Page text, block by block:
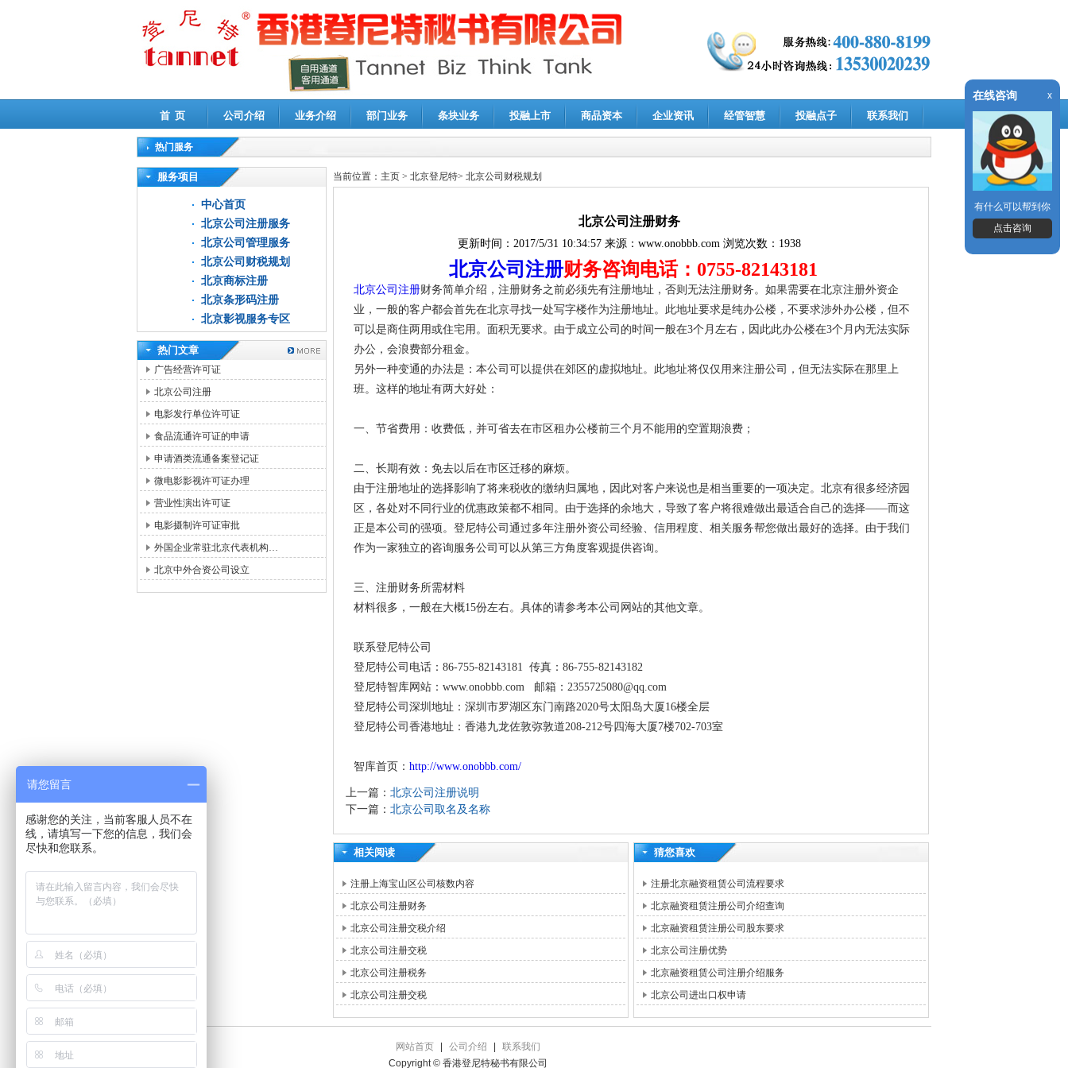
首 页 公司介绍 业务介绍 部门业务 条块业务 投融上市 商品资本 企业资讯 经管智慧 投融点子 联系我们
热门服务
高新技术企业认定审计|企业所得税汇算清缴申报鉴证
服务项目
中心首页
北京公司注册服务
北京公司管理服务
北京公司财税规划
北京商标注册
北京条形码注册
北京影视服务专区
热门文章
广告经营许可证
北京公司注册
电影发行单位许可证
食品流通许可证的申请
申请酒类流通备案登记证
微电影影视许可证办理
营业性演出许可证
电影摄制许可证审批
外国企业常驻北京代表机构…
北京中外合资公司设立
当前位置： 主页 > 北京登尼特> 北京公司财税规划
北京公司注册财务
更新时间： 2017/5/31 10:34:57来源： www.onobbb.com浏览次数：1938
北京公司注册财务咨询电话：0755-82143181
北京公司注册财务简单介绍，注册财务之前必须先有注册地址，否则无法注册财务。如果需要在北京注册外资企
业，一般的客户都会首先在北京寻找一处写字楼作为注册地址。此地址要求是纯办公楼，不要求涉外办公楼，但不
可以是商住两用或住宅用。面积无要求。由于成立公司的时间一般在3个月左右，因此此办公楼在3个月内无法实际
办公，会浪费部分租金。
另外一种变通的办法是：本公司可以提供在郊区的虚拟地址。此地址将仅仅用来注册公司，但无法实际在那里上
班。这样的地址有两大好处：
一、节省费用：收费低，并可省去在市区租办公楼前三个月不能用的空置期浪费；
二、长期有效：免去以后在市区迁移的麻烦。
由于注册地址的选择影响了将来税收的缴纳归属地，因此对客户来说也是相当重要的一项决定。北京有很多经济园
区，各处对不同行业的优惠政策都不相同。由于选择的余地大，导致了客户将很难做出最适合自己的选择——而这
正是本公司的强项。登尼特公司通过多年注册外资公司经验、信用程度、相关服务帮您做出最好的选择。由于我们
作为一家独立的咨询服务公司可以从第三方角度客观提供咨询。
三、注册财务所需材料
材料很多，一般在大概15份左右。具体的请参考本公司网站的其他文章。
联系登尼特公司
登尼特公司电话：86-755-82143181 传真：86-755-82143182
登尼特智库网站：www.onobbb.com 邮箱：2355725080@qq.com
登尼特公司深圳地址：深圳市罗湖区东门南路2020号太阳岛大厦16楼全层
登尼特公司香港地址：香港九龙佐敦弥敦道208-212号四海大厦7楼702-703室
智库首页： http://www.onobbb.com/
上一篇： 北京公司注册说明
下一篇： 北京公司取名及名称
相关阅读
注册上海宝山区公司核数内容
北京公司注册财务
北京公司注册交税介绍
北京公司注册交税
北京公司注册税务
北京公司注册交税
猜您喜欢
注册北京融资租赁公司流程要求
北京融资租赁注册公司介绍查询
北京融资租赁注册公司股东要求
北京公司注册优势
北京融资租赁公司注册介绍服务
北京公司进出口权申请
网站首页 公司介绍
联系我们
Copyright © 香港登尼特秘书有限公司
在线咨询 x
有什么可以帮到你
点击咨询
请您留言
感谢您的关注，当前客服人员不在
线，请填写一下您的信息，我们会
尽快和您联系。